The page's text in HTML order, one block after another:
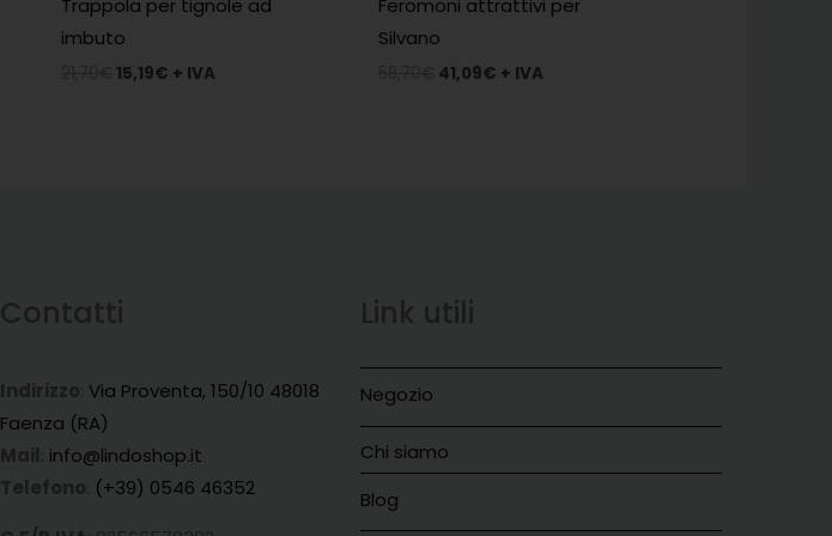
Trappola per tignole ad
imbuto
15,19€ + IVA
Feromoni attrattivi per
Silvano
41,09€ + IVA
Via Proventa, 150/10 48018
Faenza (RA)
info@lindoshop.it
(+39) 0546 46352
Negozio
Chi siamo
Blog